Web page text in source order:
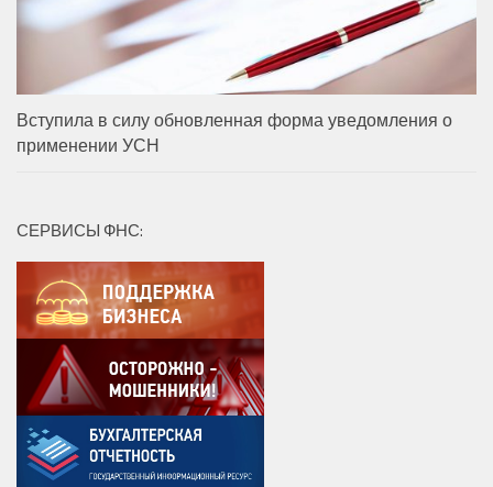
Вступила в силу обновленная форма уведомления о
применении УСН
СЕРВИСЫ ФНС: